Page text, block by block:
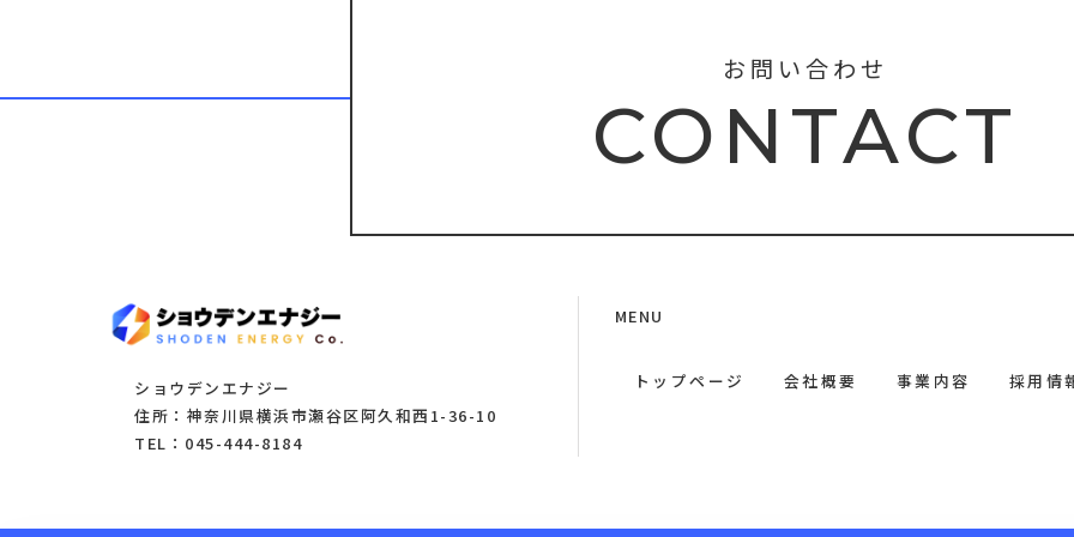
お問い合わせ
CONTACT
ショウデンエナジー
住所：神奈川県横浜市瀬谷区阿久和西1-36-10
TEL：045-444-8184
MENU
トップページ 会社概要 事業内容 採用情